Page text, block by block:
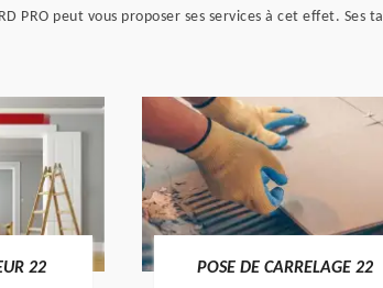
PRO peut vous proposer ses services à cet effet. Ses
22 POSE DE CARRELAGE 22